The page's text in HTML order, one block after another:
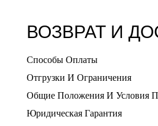
ВОЗВРАТ И
Способы Оплаты
Отгрузки И Ограничения
Общие Положения И Условия
Юридическая Гарантия